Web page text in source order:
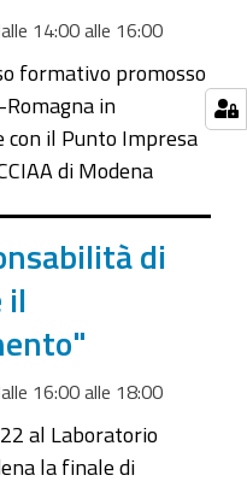
14:00alle 16:00
formativo promosso
Romagna in
con il Punto Impresa
di Modena
di
il
16:00alle 18:00
al Laboratorio
la finale di